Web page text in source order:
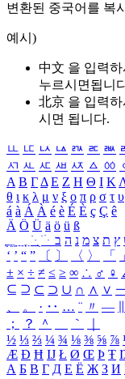
변환된 중국어를 복
예시)
中文 을 입력하
누르시면됩니
北京 을 입력하
시면 됩니다.
ㅥ ㅦ ㅧ ㅨ ㅩ ㅪ ㅫ
ㅺ ㅻ ㅼ ㅽ ㅾ ㅿ ㆀ
Α Β ΓΔ Ε Ζ Η Θ Ι Κ
θ ι κ λ μ ν ξ ο π ρ σ τ υ
á à Á À é è É È ç Ç ê
Ä Ö Ü ä ö ü ß
ִֶֹ ֻּ ׁׂ ץ ת צ מ נ ה ב
‘ ’ “ ” 〔 〕 〈 〉 「 」
± × ÷ ≠ ≤ ≥ ∞ ∴ ♂ ♀
⊆ ⊇ ⊂ ⊃ ∪ ∩ ∧ ∨
、
。 · ‥ … ¨ 〃 ―
；
？ ＾ ｀
½ ⅓ ⅔ ¼ ¾ ⅛ ⅜ ⅝ ⅞
Æ Ð Ħ Ĳ Ł Ø Œ Þ Ŧ
А Б В Г Д Е Ё Ж З И